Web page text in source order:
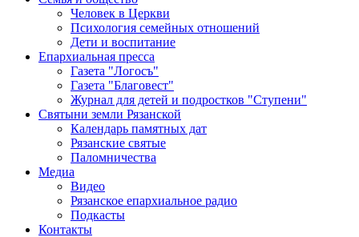
Человек в Церкви
Психология семейных отношений
Дети и воспитание
Епархиальная пресса
Газета "Логосъ"
Газета "Благовест"
Журнал для детей и подростков "Ступени"
Святыни земли Рязанской
Календарь памятных дат
Рязанские святые
Паломничества
Медиа
Видео
Рязанское епархиальное радио
Подкасты
Контакты